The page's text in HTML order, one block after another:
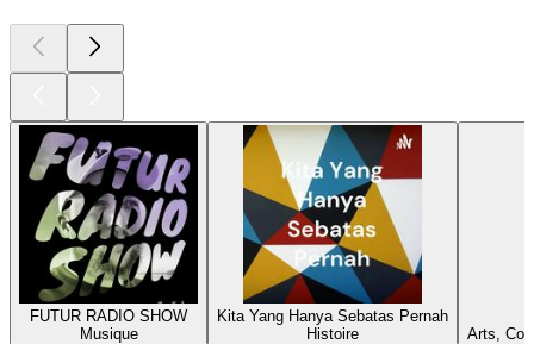
FUTUR RADIO SHOW
Musique
Kita Yang Hanya Sebatas Pernah
Histoire
Arts,